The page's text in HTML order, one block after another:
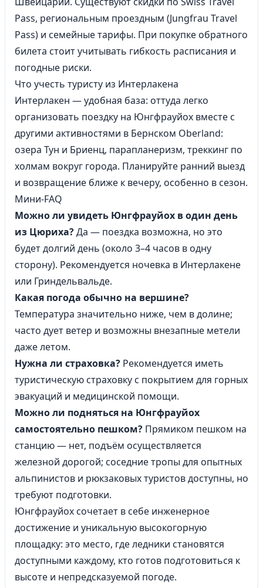
Pass, региональным проездным (Jungfrau Travel
Pass) и семейные тарифы. При покупке обратного
билета стоит учитывать гибкость расписания и
погодные риски.
Что учесть туристу из Интерлакена
Интерлакен — удобная база: оттуда легко
организовать поездку на Юнгфрауйох вместе с
другими активностями в Бернском Oberland:
озера Тун и Бриенц, парапланеризм, треккинг по
холмам вокруг города. Планируйте ранний выезд
и возвращение ближе к вечеру, особенно в сезон.
Мини-FAQ
Можно ли увидеть Юнгфрауйох в один день
из Цюриха?Да — поездка возможна, но это
будет долгий день (около 3–4 часов в одну
сторону). Рекомендуется ночевка в Интерлакене
или Гриндельвальде.
Какая погода обычно на вершине?
Температура значительно ниже, чем в долине;
часто дует ветер и возможны внезапные метели
даже летом.
Нужна ли страховка? Рекомендуется иметь
туристическую страховку с покрытием для горных
эвакуаций и медицинской помощи.
Можно ли подняться на Юнгфрауйох
самостоятельно пешком? Прямиком пешком на
станцию — нет, подъём осуществляется
железной дорогой; соседние тропы для опытных
альпинистов и рюкзаковых туристов доступны, но
требуют подготовки.
Юнгфрауйох сочетает в себе инженерное
достижение и уникальную высокогорную
площадку: это место, где ледники становятся
доступными каждому, кто готов подготовиться к
высоте и непредсказуемой погоде.